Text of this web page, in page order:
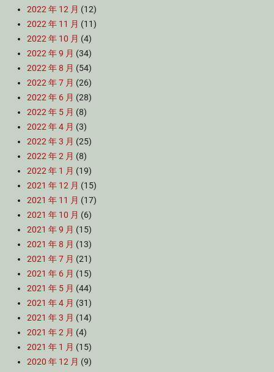
2022 年 12 月 (12)
2022 年 11 月 (11)
2022 年 10 月 (4)
2022 年 9 月 (34)
2022 年 8 月 (54)
2022 年 7 月 (26)
2022 年 6 月 (28)
2022 年 5 月 (8)
2022 年 4 月 (3)
2022 年 3 月 (25)
2022 年 2 月 (8)
2022 年 1 月 (19)
2021 年 12 月 (15)
2021 年 11 月 (17)
2021 年 10 月 (6)
2021 年 9 月 (15)
2021 年 8 月 (13)
2021 年 7 月 (21)
2021 年 6 月 (15)
2021 年 5 月 (44)
2021 年 4 月 (31)
2021 年 3 月 (14)
2021 年 2 月 (4)
2021 年 1 月 (15)
2020 年 12 月 (9)